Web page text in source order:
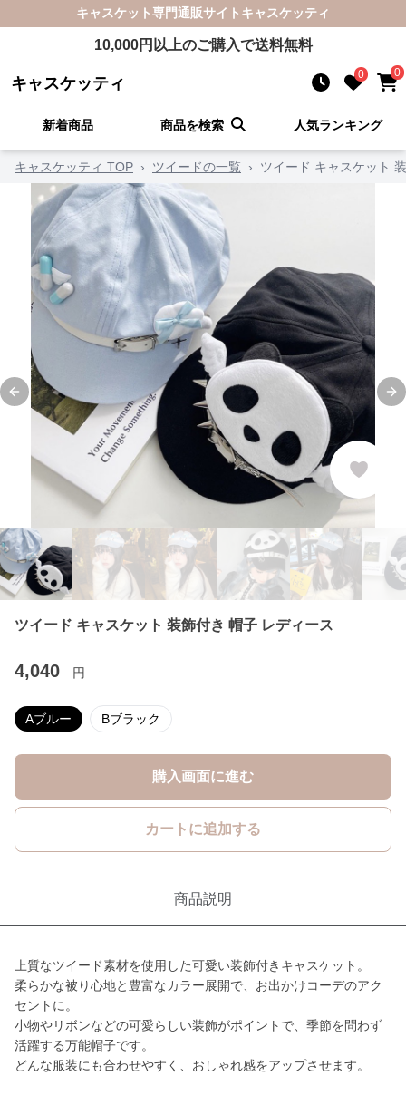
キャスケット専門通販サイト キャスケッティ
10,000円以上のご購入で送料無料
キャスケッティ 0 0
新着商品 商品を検索 人気ランキング
キャスケッティ TOP › ツイードの一覧 › ツイード キャスケット
Previous slide
ツイード キャスケット 装飾付き 帽子 レディース
4,040 円
Aブルー Bブラック
購入画面に進む
カートに追加する
商品説明
上質なツイード素材を使用した可愛い装飾付きキャスケット。
柔らかな被り心地と豊富なカラー展開で、お出かけコーデのアク
セントに。
小物やリボンなどの可愛らしい装飾がポイントで、季節を問わず
活躍する万能帽子です。
どんな服装にも合わせやすく、おしゃれ感をアップさせます。